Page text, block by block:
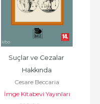
Suçlar ve Cezalar
Hakkında
Cesare Beccaria
İmge Kitabevi Yayınları